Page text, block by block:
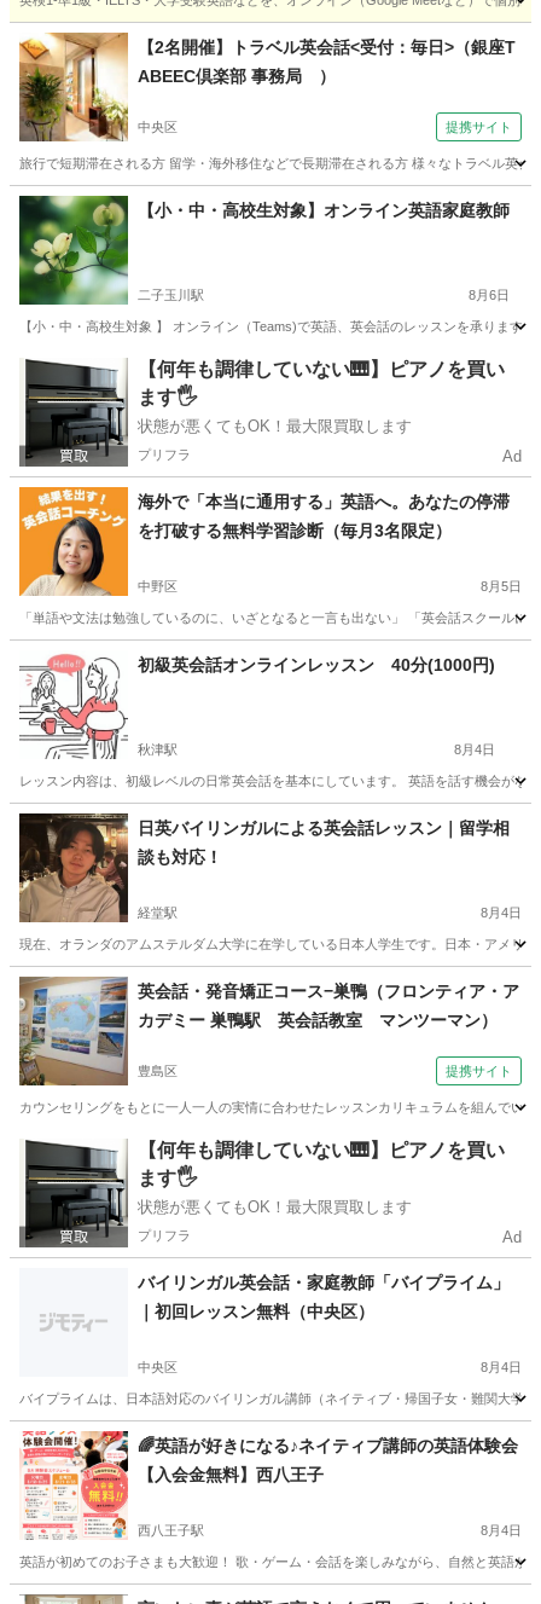
東京 品川区 英検
【2名開催】トラベル英会話<受付：毎日>（銀座T
ABEEC倶楽部 事務局 ）
中央区 提携サイト
旅行で短期滞在される方 留学・海外移住などで長期滞在される方 様々なトラベル英
東京 中央区 TOEIC(R)テスト
【小・中・高校生対象】オンライン英語家庭教師
二子玉川駅 8月6日
【小・中・高校生対象 】 オンライン（Teams)で英語、英会話のレッスンを承りま
東京 世田谷区 二子玉川駅 英語/基礎英語 オンライン
【何年も調律していない🎹】ピアノを買い
ます🖐️
状態が悪くてもOK！最大限買取します
プリフラ Ad
海外で「本当に通用する」英語へ。あなたの停滞
を打破する無料学習診断（毎月3名限定）
中野区 8月5日
「単語や文法は勉強しているのに、いざとなると一言も出ない」 「英会話スクール
東京 中野区 英語 無料
初級英会話オンラインレッスン 40分(1000円)
秋津駅 8月4日
レッスン内容は、初級レベルの日常英会話を基本にしています。 英語を話す機会が
東京 東村山市 秋津駅 英会話 オンライン
日英バイリンガルによる英会話レッスン｜留学相
談も対応！
経堂駅 8月4日
現在、オランダのアムステルダム大学に在学している日本人学生です。日本・アメリ
東京 世田谷区 経堂駅 英会話 バイリンガル
英会話・発音矯正コース−巣鴨（フロンティア・ア
カデミー 巣鴨駅 英会話教室 マンツーマン）
豊島区 提携サイト
カウンセリングをもとに一人一人の実情に合わせたレッスンカリキュラムを組んでい
東京 豊島区 発音
【何年も調律していない🎹】ピアノを買い
ます🖐️
状態が悪くてもOK！最大限買取します
プリフラ Ad
バイリンガル英会話・家庭教師「バイプライム」
｜初回レッスン無料（中央区）
中央区 8月4日
バイプライムは、日本語対応のバイリンガル講師（ネイティブ・帰国子女・難関大学
東京 中央区 英会話 バイリンガル
🌈英語が好きになる♪ネイティブ講師の英語体験会
【入会金無料】西八王子
西八王子駅 8月4日
英語が初めてのお子さまも大歓迎！ 歌・ゲーム・会話を楽しみながら、自然と英語
東京 八王子市 西八王子駅 英語 ネイティブ